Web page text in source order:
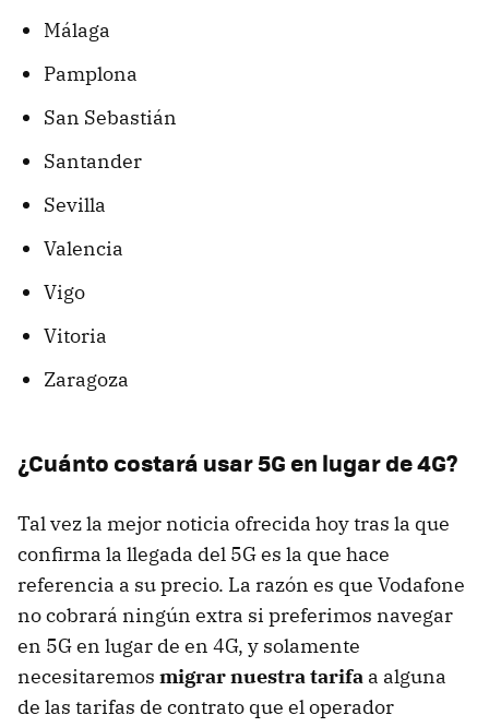
Málaga
Pamplona
San Sebastián
Santander
Sevilla
Valencia
Vigo
Vitoria
Zaragoza
¿Cuánto costará usar 5G en lugar de 4G?
Tal vez la mejor noticia ofrecida hoy tras la que
confirma la llegada del 5G es la que hace
referencia a su precio. La razón es que Vodafone
no cobrará ningún extra si preferimos navegar
en 5G en lugar de en 4G, y solamente
necesitaremos migrar nuestra tarifa a alguna
de las tarifas de contrato que el operador